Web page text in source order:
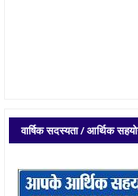
वार्षिक सदस्यता / आर्थिक